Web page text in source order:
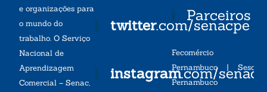
e organizações para
o mundo do
trabalho. O Serviço
Nacional de
Aprendizagem
Comercial – Senac,
twitter.com/senacpe
instagram.com/
Parceiros
Fecomércio
Pernambuco| Sesc
Pernambuco